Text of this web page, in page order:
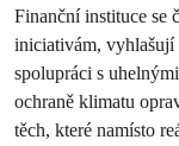
Finanční instituce se
iniciativám, vyhlašují
spolupráci s
ochraně klimatu
těch, které namísto